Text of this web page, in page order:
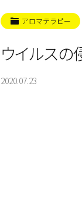
アロマテラピー
ウイルスの
2020.07.23